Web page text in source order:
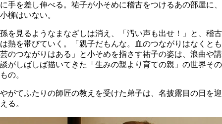
に手を差し伸べる。祐子が小そめに稽古をつけるあの部屋に、
小柳はいない。
孫を見るようなまなざしは消え、「汚い声も出せ！」と、稽古
は熱を帯びていく。「親子だもんな。血のつながりはなくとも
芸のつながりはある」と小そめを指さす祐子の姿は、浪曲や講
談がしばしば描いてきた「生みの親より育ての親」の世界その
もの。
やがてふたりの師匠の教えを受けた弟子は、名披露目の日を迎
える。